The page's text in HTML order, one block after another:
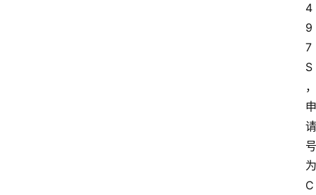
4
9
7
S
，
申
请
号
为
C